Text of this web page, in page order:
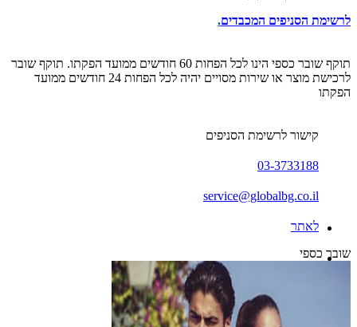
לרשימת הסניפים המכבדים.
תוקף שובר כספי הינו לכל הפחות 60 חודשים ממועד הפקתו. תוקף שובר
לרכישת מוצר או שירות מסויים יהיה לכל הפחות 24 חודשים ממועד
הפקתו
קישור לרשימת הסניפים
03-3733188
service@globalbg.co.il
לאתר
שובר כספי